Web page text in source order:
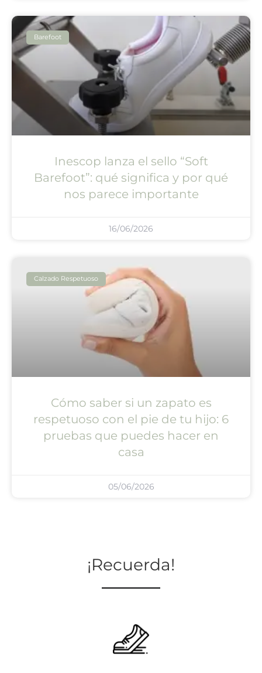
Barefoot
Inescop lanza el sello “Soft
Barefoot”: qué significa y por qué
nos parece importante
16/06/2026
Calzado Respetuoso
Cómo saber si un zapato es
respetuoso con el pie de tu hijo: 6
pruebas que puedes hacer en
casa
05/06/2026
¡Recuerda!